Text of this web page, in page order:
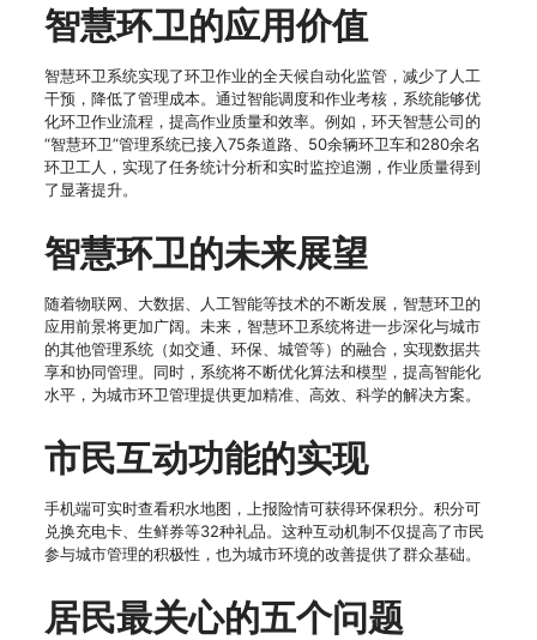
智慧环卫的应用价值
智慧环卫系统实现了环卫作业的全天候自动化监管，减少了人工
干预，降低了管理成本。通过智能调度和作业考核，系统能够优
化环卫作业流程，提高作业质量和效率。例如，环天智慧公司的
“智慧环卫”管理系统已接入75条道路、50余辆环卫车和280余名
环卫工人，实现了任务统计分析和实时监控追溯，作业质量得到
了显著提升。
智慧环卫的未来展望
随着物联网、大数据、人工智能等技术的不断发展，智慧环卫的
应用前景将更加广阔。未来，智慧环卫系统将进一步深化与城市
的其他管理系统（如交通、环保、城管等）的融合，实现数据共
享和协同管理。同时，系统将不断优化算法和模型，提高智能化
水平，为城市环卫管理提供更加精准、高效、科学的解决方案。
市民互动功能的实现
手机端可实时查看积水地图，上报险情可获得环保积分。积分可
兑换充电卡、生鲜券等32种礼品。这种互动机制不仅提高了市民
参与城市管理的积极性，也为城市环境的改善提供了群众基础。
居民最关心的五个问题